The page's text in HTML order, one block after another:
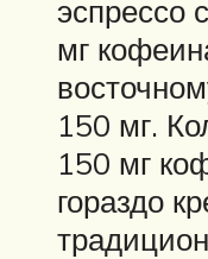
эспрессо
мг
150 мг.
150 мг
гораздо